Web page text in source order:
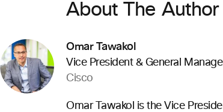
About The Author
Omar Tawakol
Vice President & General
Cisco
Omar Tawakol is the Vice